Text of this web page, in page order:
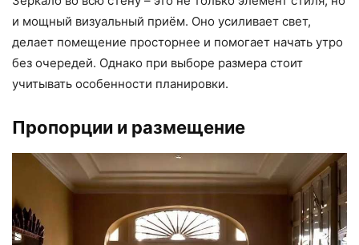
и мощный визуальный приём. Оно усиливает свет,
делает помещение просторнее и помогает начать утро
без очередей. Однако при выборе размера стоит
учитывать особенности планировки.
Пропорции и размещение